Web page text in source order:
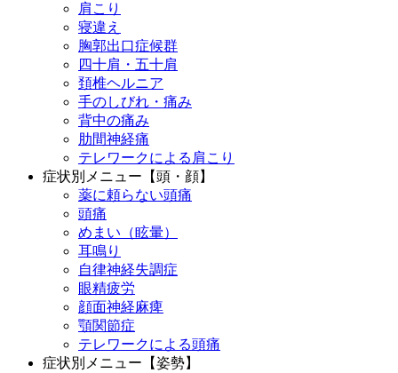
肩こり
寝違え
胸郭出口症候群
四十肩・五十肩
頚椎ヘルニア
手のしびれ・痛み
背中の痛み
肋間神経痛
テレワークによる肩こり
症状別メニュー【頭・顔】
薬に頼らない頭痛
頭痛
めまい（眩暈）
耳鳴り
自律神経失調症
眼精疲労
顔面神経麻痺
顎関節症
テレワークによる頭痛
症状別メニュー【姿勢】